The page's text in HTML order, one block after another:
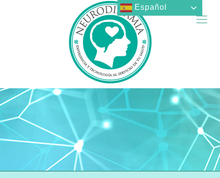
Español